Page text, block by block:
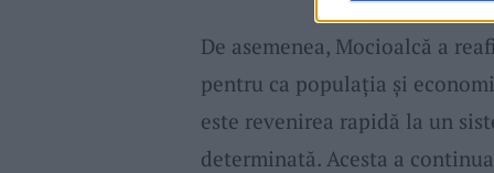
De asemenea, Mocioalcă a
pentru ca populația și
este revenirea rapidă la un
determinată. Acesta a